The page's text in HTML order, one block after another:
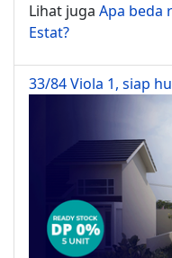
Lihat juga Apa beda
Estat?
33/84 Viola 1, siap